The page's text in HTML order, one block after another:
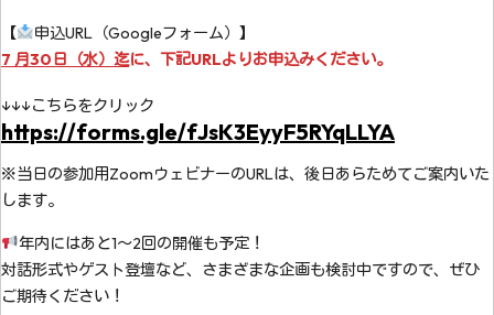
【
申込URL（Googleフォーム）】
7 月30日（水）迄に、下記URLよりお申込みください。
↓↓↓こちらをクリック
https://forms.gle/fJsK3EyyF5RYqLLYA
※当日の参加用ZoomウェビナーのURLは、後日あらためてご案内いた
します。
年内にはあと1～2回の開催も予定！
対話形式やゲスト登壇など、さまざまな企画も検討中ですので、ぜひ
ご期待ください！